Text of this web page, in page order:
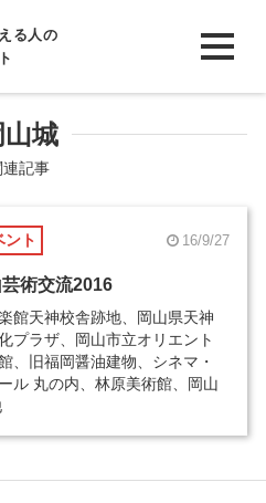
る人の
山城
連記事
ント 16/9/27
芸術交流2016
館天神校舎跡地、岡山県天神
プラザ、岡山市立オリエント
、旧福岡醤油建物、シネマ・
ル 丸の内、林原美術館、岡山